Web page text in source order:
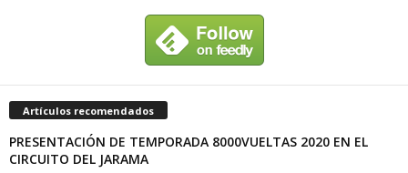
Artículos recomendados
PRESENTACIÓN DE TEMPORADA 8000VUELTAS 2020 EN EL
CIRCUITO DEL JARAMA